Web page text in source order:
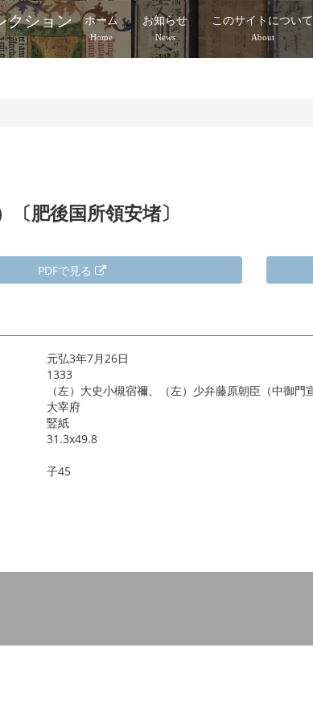
クション ホーム
Home
お知らせ
News
このサイトについて
About
〔肥後国所領安堵〕
PDFで見る
元弘3年7月26日
1333
（左）大史小槻宿禰、（左）少弁藤原朝臣（中御門
大宰府
竪紙
31.3x49.8
子45